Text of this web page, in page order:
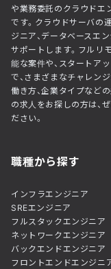
や業務委託のクラウドエ
です。クラウドサーバの
ジニア、データベースエ
サポートします。フルリ
能な案件や、スタートア
で、さまざまなチャレン
働き方、企業タイプなど
の求人をお探しの方は、
ださい。
職種から探す
インフラエンジニア
SREエンジニア
フルスタックエンジニア
ネットワークエンジニア
バックエンドエンジニア
フロントエンドエンジニ